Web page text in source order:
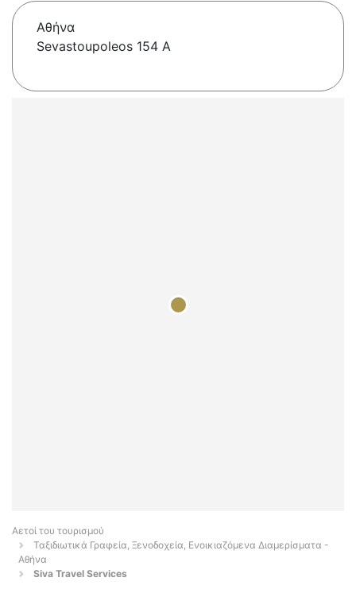
Αθήνα
Sevastoupoleos 154 A
Αετοί του τουρισμού
Ταξιδιωτικά Γραφεία, Ξενοδοχεία, Ενοικιαζόμενα Διαμερίσματα -
Αθήνα
Siva Travel Services